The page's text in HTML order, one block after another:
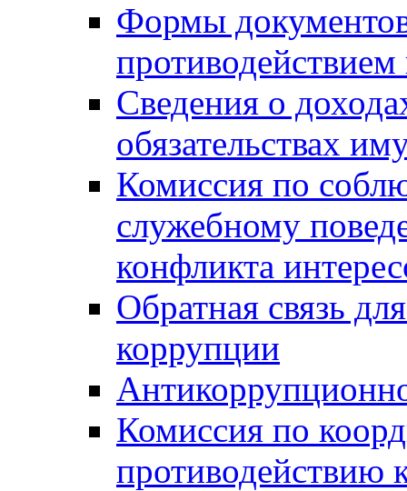
Формы
Сведения о
обязательствах
Комиссия по
служебному
конфликта
Обратная связь
коррупции
Комиссия по
противодействию